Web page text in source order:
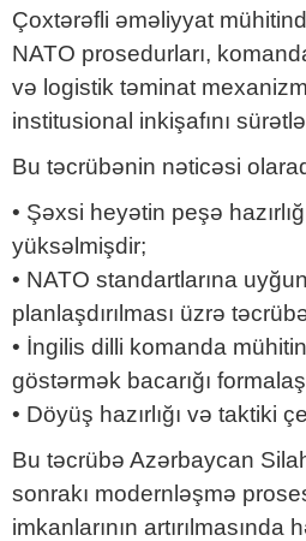
Çoxtərəfli əməliyyat
NATO prosedurları,
və logistik təminat
institusional inkişafını
Bu təcrübənin nəticəsi
• Şəxsi heyətin peşə
yüksəlmişdir;
• NATO standartlarına
planlaşdırılması üzrə
• İngilis dilli komanda
göstərmək bacarığı
• Döyüş hazırlığı və taktiki
Bu təcrübə Azərbaycan
sonrakı modernləşmə
imkanlarının artırılmasında